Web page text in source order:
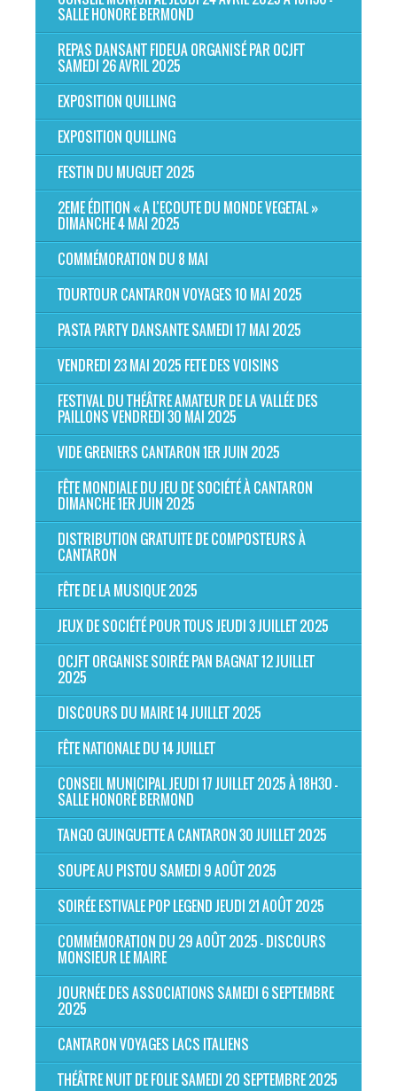
SALLE HONORÉ BERMOND
REPAS DANSANT FIDEUA ORGANISÉ PAR OCJFT
SAMEDI 26 AVRIL 2025
EXPOSITION QUILLING
EXPOSITION QUILLING
FESTIN DU MUGUET 2025
2EME ÉDITION « A L’ECOUTE DU MONDE VEGETAL »
DIMANCHE 4 MAI 2025
COMMÉMORATION DU 8 MAI
TOURTOUR CANTARON VOYAGES 10 MAI 2025
PASTA PARTY DANSANTE SAMEDI 17 MAI 2025
VENDREDI 23 MAI 2025 FETE DES VOISINS
FESTIVAL DU THÉÂTRE AMATEUR DE LA VALLÉE DES
PAILLONS VENDREDI 30 MAI 2025
VIDE GRENIERS CANTARON 1ER JUIN 2025
FÊTE MONDIALE DU JEU DE SOCIÉTÉ À CANTARON
DIMANCHE 1ER JUIN 2025
DISTRIBUTION GRATUITE DE COMPOSTEURS À
CANTARON
FÊTE DE LA MUSIQUE 2025
JEUX DE SOCIÉTÉ POUR TOUS JEUDI 3 JUILLET 2025
OCJFT ORGANISE SOIRÉE PAN BAGNAT 12 JUILLET
2025
DISCOURS DU MAIRE 14 JUILLET 2025
FÊTE NATIONALE DU 14 JUILLET
CONSEIL MUNICIPAL JEUDI 17 JUILLET 2025 À 18H30 -
SALLE HONORÉ BERMOND
TANGO GUINGUETTE A CANTARON 30 JUILLET 2025
SOUPE AU PISTOU SAMEDI 9 AOÛT 2025
SOIRÉE ESTIVALE POP LEGEND JEUDI 21 AOÛT 2025
COMMÉMORATION DU 29 AOÛT 2025 - DISCOURS
MONSIEUR LE MAIRE
JOURNÉE DES ASSOCIATIONS SAMEDI 6 SEPTEMBRE
2025
CANTARON VOYAGES LACS ITALIENS
THÉÂTRE NUIT DE FOLIE SAMEDI 20 SEPTEMBRE 2025